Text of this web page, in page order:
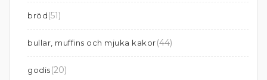
bröd(51)
bullar, muffins och mjuka kakor(44)
godis(20)